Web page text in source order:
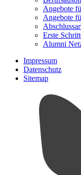
Angebote
Angebote
Erste
Alumni
Impressum
Datenschutz
Sitemap